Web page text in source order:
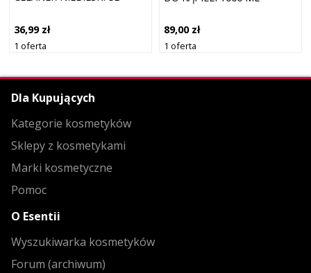
36,99 zł
1 oferta
89,00 zł
1 oferta
Dla Kupujących
Kategorie kosmetyków
Sklepy z kosmetykami
Marki kosmetyczne
Pomoc
O Esentii
Wyszukiwarka kosmetyków
Forum (archiwum)